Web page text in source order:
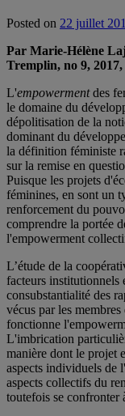
Posted on 22 juillet
Par Marie-Hélène
Tremplin, no 9, 2017,
L'empowermentdes
le domaine du
dépolitisation de la
dominant du
la définition féministe
sur la remise en
Puisque les projets
féminines, en sont un
renforcement du
comprendre la portée
l'empowerment
L’étude de la
facteurs institutionnels
consubstantialité des
vécus par les
fonctionne
L'imbrication
manière dont le projet
aspects individuels de
aspects collectifs du
toutefois se confronter